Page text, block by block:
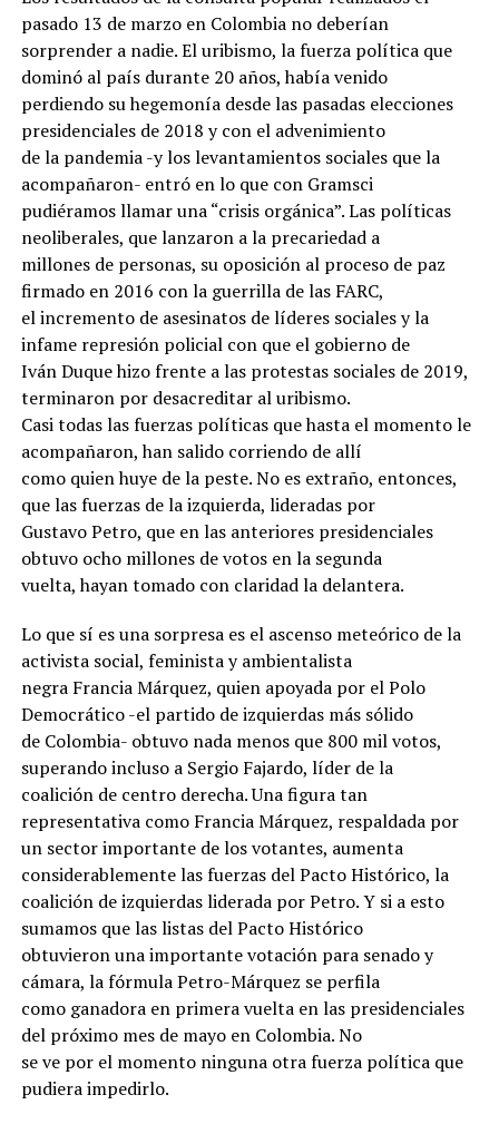
pasado 13 de marzo en Colombia no deberían
sorprender a nadie. El uribismo, la fuerza política que
dominó al país durante 20 años, había venido
perdiendo su hegemonía desde las pasadas elecciones
presidenciales de 2018 y con el advenimiento
de la pandemia -y los levantamientos sociales que la
acompañaron- entró en lo que con Gramsci
pudiéramos llamar una “crisis orgánica”. Las políticas
neoliberales, que lanzaron a la precariedad a
millones de personas, su oposición al proceso de paz
firmado en 2016 con la guerrilla de las FARC,
el incremento de asesinatos de líderes sociales y la
infame represión policial con que el gobierno de
Iván Duque hizo frente a las protestas sociales de 2019,
terminaron por desacreditar al uribismo.
Casi todas las fuerzas políticas que hasta el momento le
acompañaron, han salido corriendo de allí
como quien huye de la peste. No es extraño, entonces,
que las fuerzas de la izquierda, lideradas por
Gustavo Petro, que en las anteriores presidenciales
obtuvo ocho millones de votos en la segunda
vuelta, hayan tomado con claridad la delantera.
Lo que sí es una sorpresa es el ascenso meteórico de la
activista social, feminista y ambientalista
negra Francia Márquez, quien apoyada por el Polo
Democrático -el partido de izquierdas más sólido
de Colombia- obtuvo nada menos que 800 mil votos,
superando incluso a Sergio Fajardo, líder de la
coalición de centro derecha. Una figura tan
representativa como Francia Márquez, respaldada por
un sector importante de los votantes, aumenta
considerablemente las fuerzas del Pacto Histórico, la
coalición de izquierdas liderada por Petro. Y si a esto
sumamos que las listas del Pacto Histórico
obtuvieron una importante votación para senado y
cámara, la fórmula Petro-Márquez se perfila
como ganadora en primera vuelta en las presidenciales
del próximo mes de mayo en Colombia. No
se ve por el momento ninguna otra fuerza política que
pudiera impedirlo.